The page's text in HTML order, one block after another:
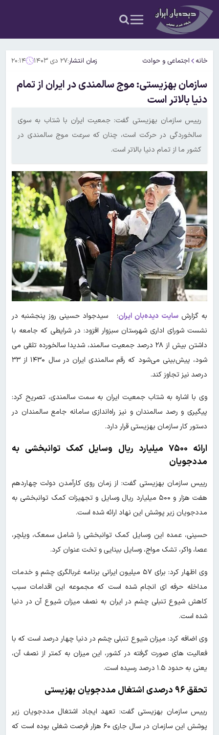
خانه اجتماعی و حوادث زمان انتشار:۲۷ دی ۱۴۰۳ ۲۰:۱۴
سازمان بهزیستی: موج سالمندی در ایران از تمام
دنیا بالاتر است
رییس سازمان بهزیستی گفت: جمعیت ایران با شتاب به سوی
سالخوردگی در حرکت است، چنان که سرعت موج سالمندی در
کشور ما از تمام دنیا بالاتر است.
به گزارش سایت دیده‌بان ایران؛ سیدجواد حسینی روز پنجشنبه در
نشست شورای اداری شهرستان سبزوار افزود: در شرایطی که جامعه با
داشتن بیش از ۲۸ درصد جمعیت سالمند، شدیدا سالخورده تلقی می
شود، پیش‌بینی می‌شود که رقم سالمندی ایران در سال ۱۴۳۰ از ۳۳
درصد نیز تجاوز کند.
وی با اشاره به شتاب جمعیت ایران به سمت سالمندی، تصریح کرد:
پیگیری و رصد سالمندان و نیز راه‌اندازی سامانه جامع سالمندان در
دستور کار سازمان بهزیستی قرار دارد.
ارائه ۷۵۰۰ میلیارد ریال وسایل کمک توانبخشی به
مددجویان
رییس سازمان بهزیستی گفت:‌ از زمان روی کارآمدن دولت چهاردهم
هفت هزار و ۵۰۰ میلیارد ریال وسایل و تجهیزات کمک توانبخشی به
مددجویان زیر پوشش این نهاد ارائه شده است.
حسینی، عمده این وسایل کمک توانبخشی را شامل سمعک، ویلچر،
عصا، واکر، تشک مواج، وسایل بینایی و تخت عنوان کرد.
وی اظهار کرد:‌ برای ۵۷ میلیون ایرانی برنامه غربالگری چشم و خدمات
مداخله حرفه ای انجام شده است که مجموعه این اقدامات سبب
کاهش شیوع تنبلی چشم در ایران به نصف میزان شیوع آن در دنیا
شده است.
وی اضافه کرد:‌ میزان شیوع تنبلی چشم در دنیا چهار درصد است که با
فعالیت های صورت گرفته در کشور، این میزان به کمتر از نصف آن،
یعنی به حدود ۱.۵ درصد رسیده است.
تحقق ۹۶ درصدی اشتغال مددجویان بهزیستی
رییس سازمان بهزیستی گفت: تعهد ایجاد اشتغال مددجویان زیر
پوشش این سازمان در سال جاری ۶۰ هزار فرصت شغلی بوده است که